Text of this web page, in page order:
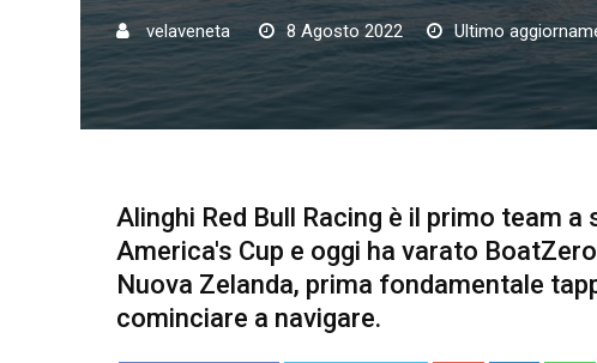
velaveneta 8 Agosto 2022 Ultimo
Alinghi Red Bull Racing è il primo team
America's Cup e oggi ha varato
Nuova Zelanda, prima fondamentale
cominciare a navigare.